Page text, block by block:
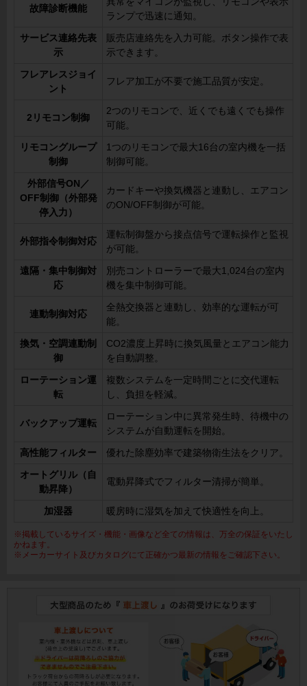
故障診断機能
ランプで迅速に通知。
サービス連絡先表
示
販売店連絡先を入力可能。ボタン操作で表
示できます。
フレアレスジョイ
ント
フレア加工が不要で施工品質が安定。
2リモコン制御
2つのリモコンで、近くでも遠くでも操作
可能。
リモコングループ
制御
1つのリモコンで最大16台の室内機を一括
制御可能。
外部信号ON／
OFF制御（外部発
停入力）
カードキーや換気機器と連動し、エアコン
のON/OFF制御が可能。
外部指令制御対応
運転制御盤から接点信号で運転操作と監視
が可能。
遠隔・集中制御対
応
別売コントローラーで最大1,024台の室内
機を集中制御可能。
連動制御対応
全熱交換器と連動し、効率的な運転が可
能。
換気・空調連動制
御
CO2濃度上昇時に換気風量とエアコン能力
を自動調整。
ローテーション運
転
複数システムを一定時間ごとに交代運転
し、負担を軽減。
バックアップ運転
ローテーション中に異常発生時、待機中の
システムが自動運転を開始。
高性能フィルター 優れた除塵効率で建築物衛生法をクリア。
オートグリル（自
動昇降）
電動昇降式でフィルター清掃が簡単。
加湿器 暖房時に湿気を加えて快適性を向上。
※掲載しているサイズ・機能・画像など全ての情報は、万全の保証をいたし
かねます。
※メーカーサイト及びカタログにて正確かつ最新の情報をご確認下さい。